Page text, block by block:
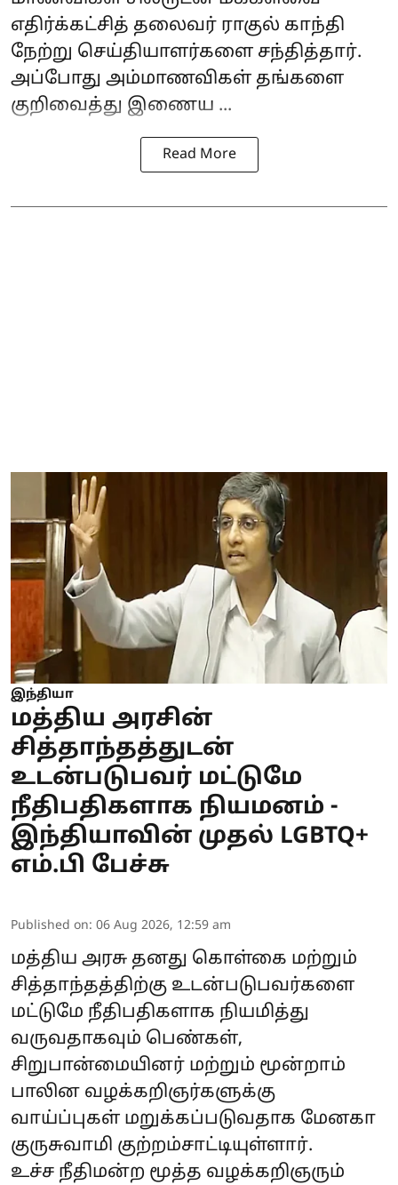
எதிர்க்கட்சித் தலைவர் ராகுல் காந்தி
நேற்று செய்தியாளர்களை சந்தித்தார்.
அப்போது அம்மாணவிகள் தங்களை
குறிவைத்து இணைய ...
Read More
இந்தியா
மத்திய அரசின்
சித்தாந்தத்துடன்
உடன்படுபவர் மட்டுமே
நீதிபதிகளாக நியமனம் -
இந்தியாவின் முதல் LGBTQ+
எம்.பி பேச்சு
Published on: 06 Aug 2026, 12:59 am
மத்திய அரசு தனது கொள்கை மற்றும்
சித்தாந்தத்திற்கு உடன்படுபவர்களை
மட்டுமே நீதிபதிகளாக நியமித்து
வருவதாகவும் பெண்கள்,
சிறுபான்மையினர் மற்றும் மூன்றாம்
பாலின வழக்கறிஞர்களுக்கு
வாய்ப்புகள் மறுக்கப்படுவதாக மேனகா
குருசுவாமி குற்றம்சாட்டியுள்ளார்.
உச்ச நீதிமன்ற மூத்த வழக்கறிஞரும்